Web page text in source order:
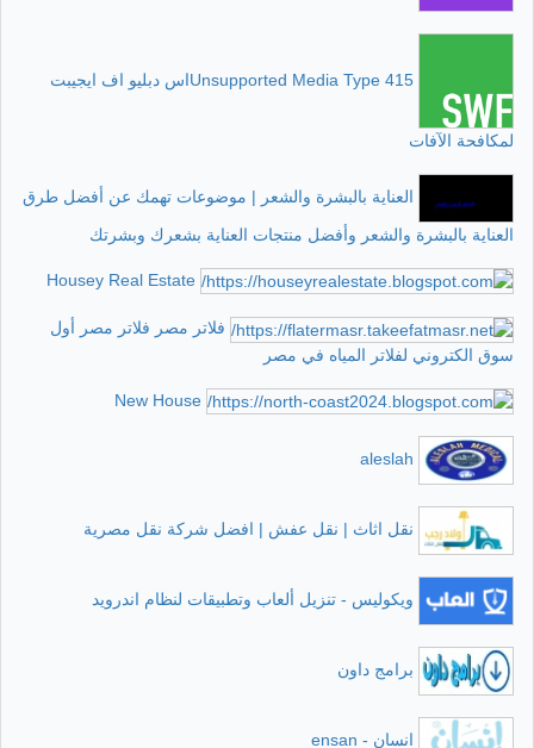
415 Unsupported Media Typeاس دبليو اف ايجيبت
لمكافحة الآفات
العناية بالبشرة والشعر | موضوعات تهمك عن أفضل طرق
العناية بالبشرة والشعر وأفضل منتجات العناية بشعرك وبشرتك
Housey Real Estate
فلاتر مصر فلاتر مصر أول
سوق الكتروني لفلاتر المياه في مصر
New House
aleslah
نقل اثاث | نقل عفش | افضل شركة نقل مصرية
ويكوليس - تنزيل ألعاب وتطبيقات لنظام اندرويد
برامج داون
انسان - ensan